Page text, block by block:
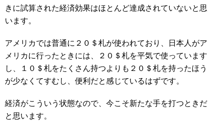
きに試算された経済効果はほとんど達成されていないと思
います。
アメリカでは普通に２０＄札が使われており、日本人がア
メリカに行ったときには、２０＄札を平気で使っています
し、１０＄札をたくさん持つよりも２０＄札を持ったほう
が少なくてすむし、便利だと感じているはずです。
経済がこういう状態なので、今こそ新たな手を打つときだ
と思います。